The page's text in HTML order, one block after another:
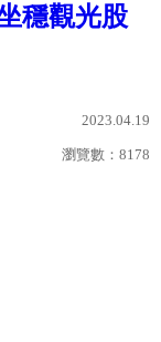
穩觀光股
2023.04.19
瀏覽數： 8178